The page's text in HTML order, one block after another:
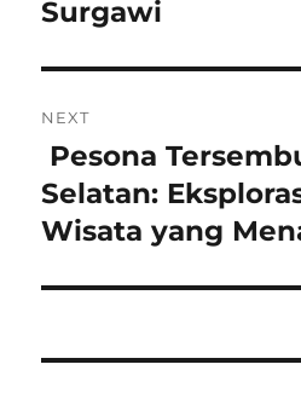
Surgawi
NEXT
Next
post:
Pesona
Selatan:
Wisata yang